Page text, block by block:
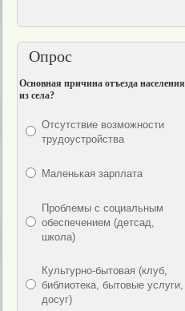
Опрос
Основная причина отъезда населения
из села?
Отсутствие возможности
трудоустройства
Маленькая зарплата
Проблемы с социальным
обеспечением (детсад,
школа)
Культурно-бытовая (клуб,
библиотека, бытовые услуги,
досуг)